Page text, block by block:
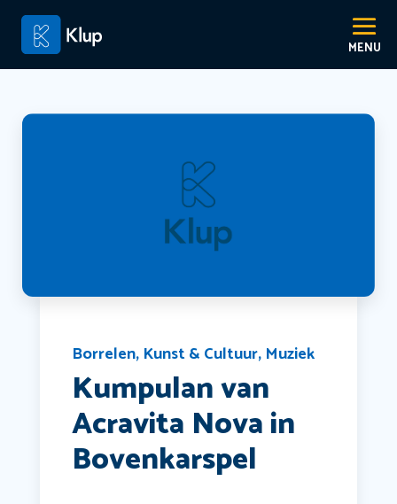
Borrelen, Kunst & Cultuur, Muziek
Kumpulan van
Acravita Nova in
Bovenkarspel